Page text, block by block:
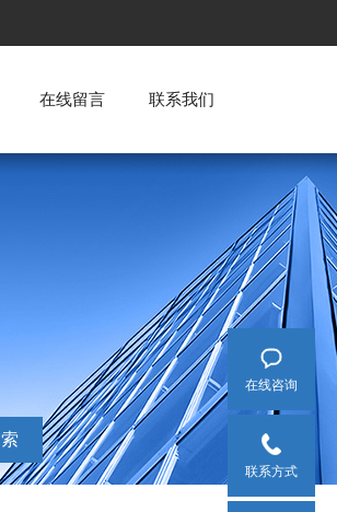
在线留言 联系我们
在线咨询
联系方式